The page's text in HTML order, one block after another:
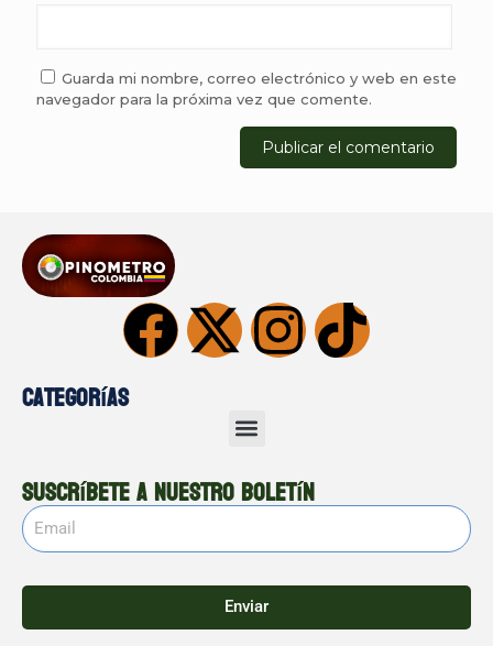
Guarda mi nombre, correo electrónico y web en este
navegador para la próxima vez que comente.
Categorías
Suscríbete a nuestro boletín
Enviar